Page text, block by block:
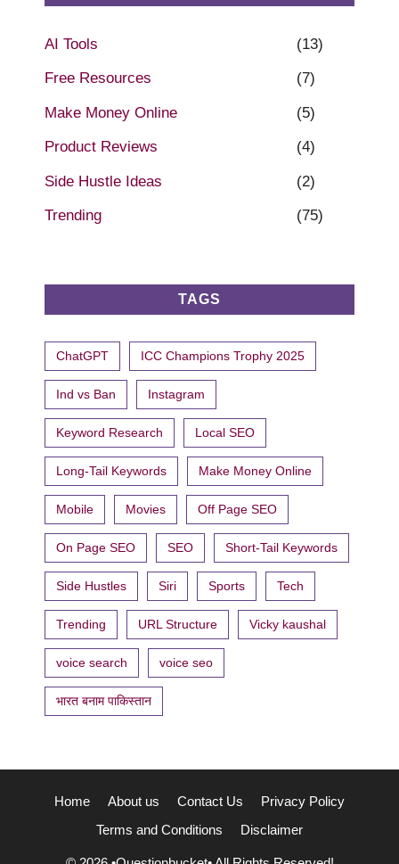
AI Tools (13)
Free Resources (7)
Make Money Online (5)
Product Reviews (4)
Side Hustle Ideas (2)
Trending (75)
TAGS
ChatGPT ICC Champions Trophy 2025
Ind vs Ban Instagram
Keyword Research Local SEO
Long-Tail Keywords Make Money Online
Mobile Movies Off Page SEO
On Page SEO SEO Short-Tail Keywords
Side Hustles Siri Sports Tech
Trending URL Structure Vicky kaushal
voice search voice seo
भारत बनाम पाकिस्तान
Home About us Contact Us
Privacy Policy
Terms and Conditions
Disclaimer